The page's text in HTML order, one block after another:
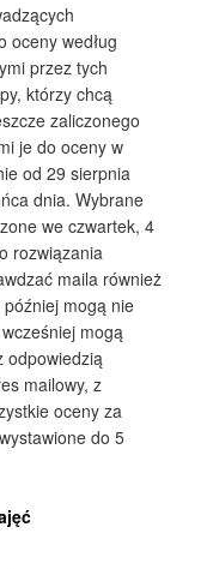
oceny według
przez tych
którzy chcą
zaliczonego
je do oceny w
od 29 sierpnia
dnia. Wybrane
we czwartek, 4
rozwiązania
maila również
mogą nie
mogą
odpowiedzią
mailowy, z
oceny za
do 5